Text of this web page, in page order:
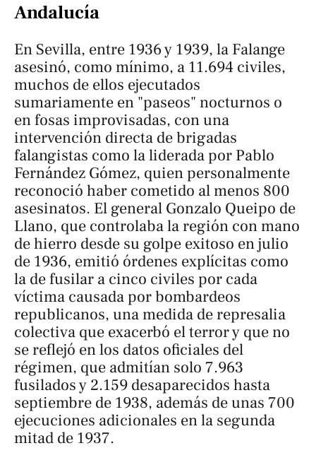
Andalucía
En Sevilla, entre 1936 y 1939, la Falange
asesinó, como mínimo, a 11.694 civiles,
muchos de ellos ejecutados
sumariamente en "paseos" nocturnos o
en fosas improvisadas, con una
intervención directa de brigadas
falangistas como la liderada por Pablo
Fernández Gómez, quien personalmente
reconoció haber cometido al menos 800
asesinatos. El general Gonzalo Queipo de
Llano, que controlaba la región con mano
de hierro desde su golpe exitoso en julio
de 1936, emitió órdenes explícitas como
la de fusilar a cinco civiles por cada
víctima causada por bombardeos
republicanos, una medida de represalia
colectiva que exacerbó el terror y que no
se reflejó en los datos oficiales del
régimen, que admitían solo 7.963
fusilados y 2.159 desaparecidos hasta
septiembre de 1938, además de unas 700
ejecuciones adicionales en la segunda
mitad de 1937.